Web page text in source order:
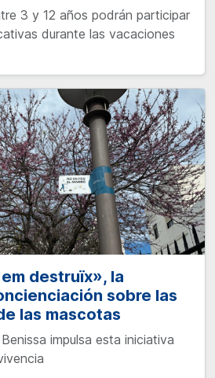
3 y 12 años podrán participar
durante las vacaciones
destruïx», la
sobre las
las mascotas
impulsa esta iniciativa